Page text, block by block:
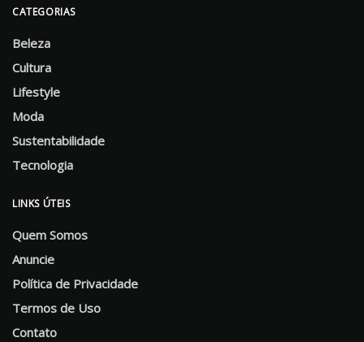
CATEGORIAS
Beleza
Cultura
Lifestyle
Moda
Sustentabilidade
Tecnologia
LINKS ÚTEIS
Quem Somos
Anuncie
Política de Privacidade
Termos de Uso
Contato